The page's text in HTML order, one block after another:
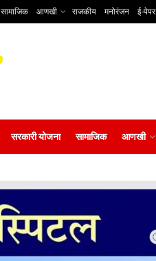
सामाजिक आणखी राजकीय मनोरंजन ई-पेपर
सरकारी योजना सामाजिक आणखी